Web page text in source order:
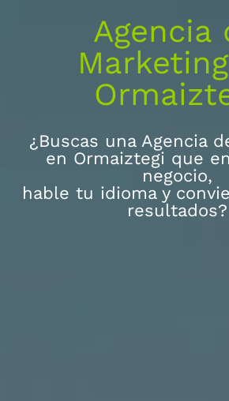
Agencia
¿Buscas una Agencia
en Ormaiztegi que
negocio,
hable tu idioma y
resultados?